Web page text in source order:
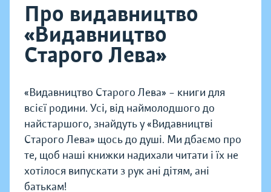
Про видавництво
«Видавництво
Старого Лева»
«Видавництво Старого Лева» – книги для
всієї родини. Усі, від наймолодшого до
найстаршого, знайдуть у «Видавництві
Старого Лева» щось до душі. Ми дбаємо про
те, щоб наші книжки надихали читати і їх не
хотілося випускати з рук ані дітям, ані
батькам!